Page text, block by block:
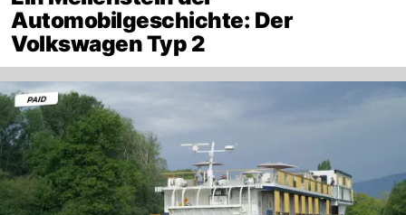
Automobilgeschichte: Der
Volkswagen Typ 2